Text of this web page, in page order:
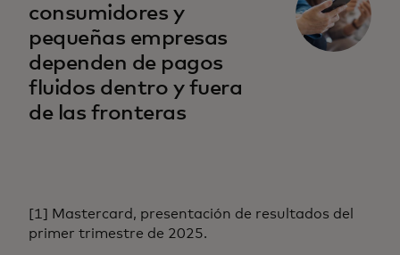
consumidores y
pequeñas empresas
dependen de pagos
fluidos dentro y fuera
de las fronteras
[1] Mastercard, presentación de resultados del
primer trimestre de 2025.